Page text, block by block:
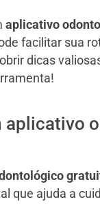
aplicativo
facilitar sua
dicas
aplicativo
que ajuda a